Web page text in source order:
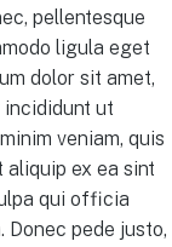
pellentesque
ligula eget
dolor sit amet,
ut
veniam, quis
ex ea sint
qui officia
Donec pede justo,